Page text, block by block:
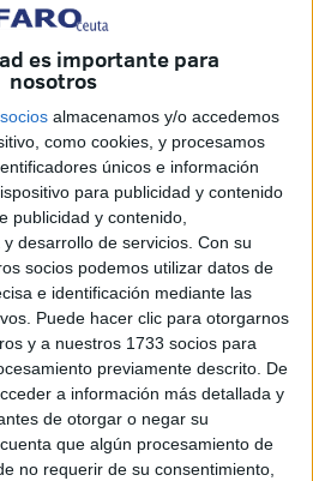
es importante para
nosotros
socios almacenamos y/o accedemos
como cookies, y procesamos
únicos e información
para publicidad y contenido
publicidad y contenido,
desarrollo de servicios. Con su
socios podemos utilizar datos de
e identificación mediante las
Puede hacer clic para otorgarnos
y a nuestros 1733 socios para
previamente descrito. De
a información más detallada y
de otorgar o negar su
que algún procesamiento de
no requerir de su consentimiento,
provisión de 15 plazasde la
con nuevos ejercicios.
Tribunal Calificador, las
al tercer ejercicio de
los días 5 y 6 de febrero de
y pruebas
las pruebas físicas se